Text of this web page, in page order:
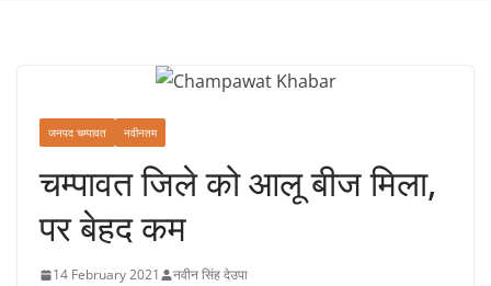
जनपद चम्पावत नवीनतम
चम्पावत ​जिले को आलू ​बीज मिला,
पर बेहद कम
14 February 2021 नवीन सिंह देउपा